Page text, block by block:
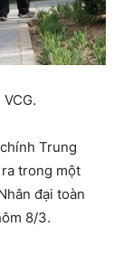
Trung
trong một
đại toàn
8/3.